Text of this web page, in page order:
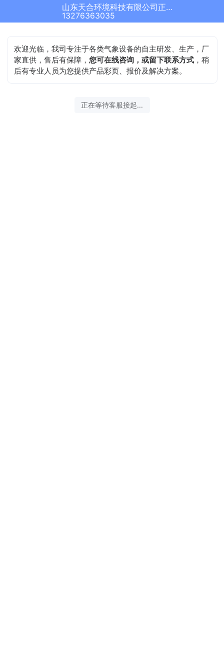
山东天合环境科技有限公司正在为您服务
13276363035
欢迎光临，我司专注于各类气象设备的自主研发、生产，厂
家直供，售后有保障，您可在线咨询，或留下联系方式 ，稍
后有专业人员为您提供产品彩页、报价及解决方案。
正在等待客服接起...